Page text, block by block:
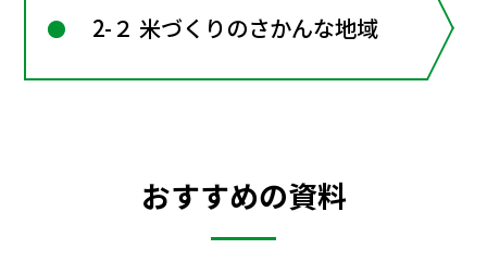
2-２ 米づくりのさかんな地域
おすすめの資料